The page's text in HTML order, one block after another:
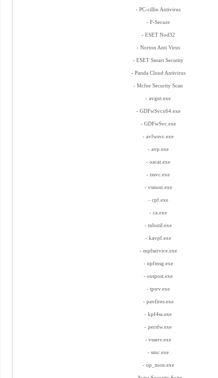
- PC-cillin Antivirus
- F-Secure
- ESET Nod32
- Norton Anti Virus
- ESET Smart Secutity
- Panda Cloud Antivirus
- Mcfee Security Scan
- avgnt.exe
- GDFwSvcx64.exe
- GDFwSvc.exe
- avfwsvc.exe
- avp.exe
- oacat.exe
- issvc.exe
- vsmon.exe
- cpf.exe
- ca.exe
- tnbutil.exe
- kavpf.exe
- mpfservice.exe
- npfmsg.exe
- outpost.exe
- tpsrv.exe
- pavfires.exe
- kpf4ss.exe
- persfw.exe
- vsserv.exe
- smc.exe
- op_mon.exe